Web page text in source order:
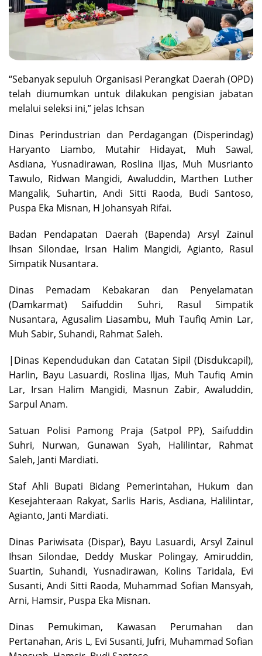
“Sebanyak sepuluh Organisasi Perangkat Daerah (OPD)
telah diumumkan untuk dilakukan pengisian jabatan
melalui seleksi ini,” jelas Ichsan
Dinas Perindustrian dan Perdagangan (Disperindag)
Haryanto Liambo, Mutahir Hidayat, Muh Sawal,
Asdiana, Yusnadirawan, Roslina Iljas, Muh Musrianto
Tawulo, Ridwan Mangidi, Awaluddin, Marthen Luther
Mangalik, Suhartin, Andi Sitti Raoda, Budi Santoso,
Puspa Eka Misnan, H Johansyah Rifai.
Badan Pendapatan Daerah (Bapenda) Arsyl Zainul
Ihsan Silondae, Irsan Halim Mangidi, Agianto, Rasul
Simpatik Nusantara.
Dinas Pemadam Kebakaran dan Penyelamatan
(Damkarmat) Saifuddin Suhri, Rasul Simpatik
Nusantara, Agusalim Liasambu, Muh Taufiq Amin Lar,
Muh Sabir, Suhandi, Rahmat Saleh.
|Dinas Kependudukan dan Catatan Sipil (Disdukcapil),
Harlin, Bayu Lasuardi, Roslina Iljas, Muh Taufiq Amin
Lar, Irsan Halim Mangidi, Masnun Zabir, Awaluddin,
Sarpul Anam.
Satuan Polisi Pamong Praja (Satpol PP), Saifuddin
Suhri, Nurwan, Gunawan Syah, Halilintar, Rahmat
Saleh, Janti Mardiati.
Staf Ahli Bupati Bidang Pemerintahan, Hukum dan
Kesejahteraan Rakyat, Sarlis Haris, Asdiana, Halilintar,
Agianto, Janti Mardiati.
Dinas Pariwisata (Dispar), Bayu Lasuardi, Arsyl Zainul
Ihsan Silondae, Deddy Muskar Polingay, Amiruddin,
Suartin, Suhandi, Yusnadirawan, Kolins Taridala, Evi
Susanti, Andi Sitti Raoda, Muhammad Sofian Mansyah,
Arni, Hamsir, Puspa Eka Misnan.
Dinas Pemukiman, Kawasan Perumahan dan
Pertanahan, Aris L, Evi Susanti, Jufri, Muhammad Sofian